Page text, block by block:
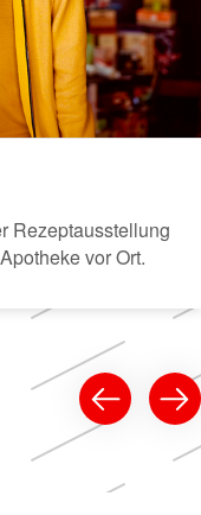
Rezeptausstellung
vor Ort.